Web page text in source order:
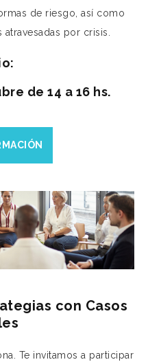
de riesgo, así como
por crisis.
de 14 a 16 hs.
con Casos
Te invitamos a participar